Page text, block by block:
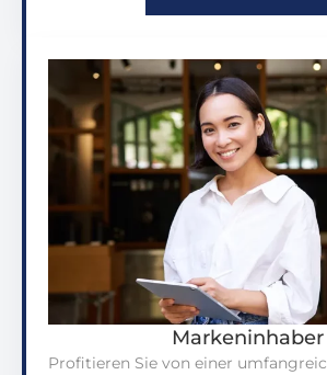
Markeninhaber
Profitieren Sie von einer